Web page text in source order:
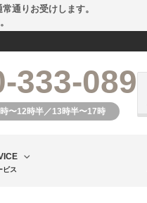
通りお受けします。
333-089
〜12時半／13時半〜17時
ビス